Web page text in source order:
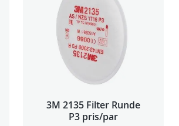
3M 2135 Filter Runde
P3 pris/par